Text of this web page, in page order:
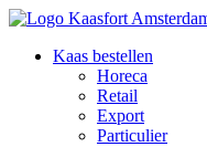
Kaas bestellen
Horeca
Retail
Export
Particulier